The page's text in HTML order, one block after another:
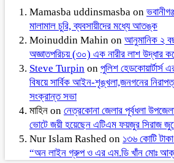
Mamasba uddinsmasba on
মালামাল চুরি, ব্যবসায়ীদের মধ্যে আতঙ্ক
Moinuddin Mahin on আনুমানিক ২
অজ্ঞাতপরিচয় (৩০) এক নারীর লাশ উদ্ধার
Steve Turpin on পুলিশ হেডকোয়ার্টার্স
বিষয়ে সার্বিক আইন-শৃঙ্খলা,জনগনের
সংক্রান্ত সভা
মাহিন on নেত্রকোনা জেলার পূর্বধলা
ভোটে জয়ী হয়েছেন এটিএম ফয়জুর সিরাজ
Nur Islam Rashed on ১৩৬ কোটি
“অন লাইন গ্রুপ ও এর এম.ডি খাঁন মোঃ